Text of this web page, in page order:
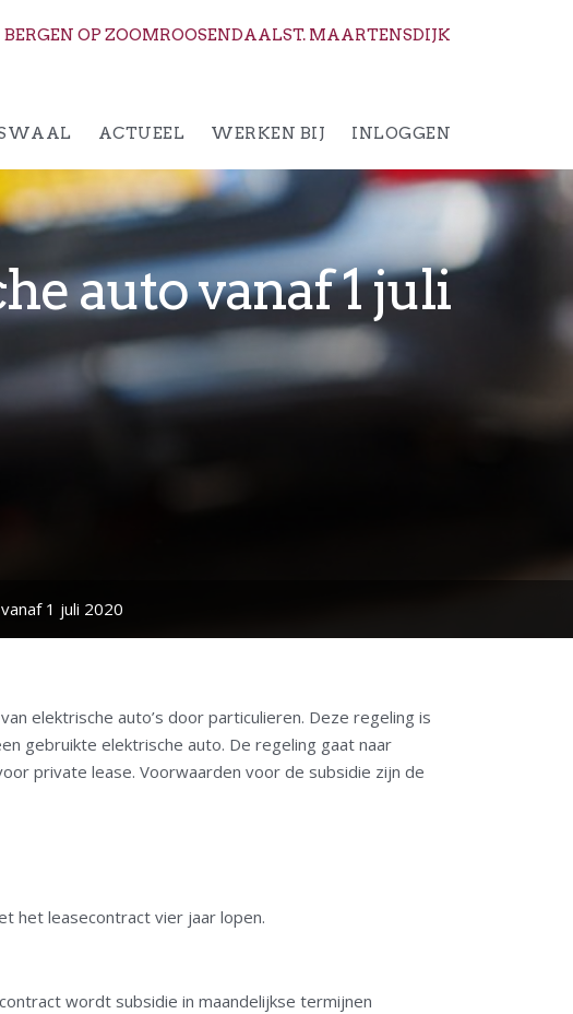
BERGEN OP ZOOMROOSENDAALST. MAARTENSDIJK
ACTUEEL WERKEN BIJ INLOGGEN
auto vanaf 1 juli
1 juli 2020
elektrische auto’s door particulieren. Deze regeling is
gebruikte elektrische auto. De regeling gaat naar
private lease. Voorwaarden voor de subsidie zijn de
het leasecontract vier jaar lopen.
wordt subsidie in maandelijkse termijnen